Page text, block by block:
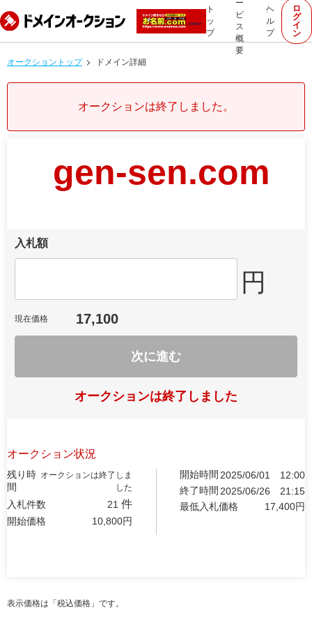
ト
ッ
プ
ー
ビ
ス
概
要
ヘ
ル
プ
ロ
グ
イ
ン
オークショントップ ドメイン詳細
オークションは終了しました。
gen-sen.com
入札額
円
現在価格 17,100
次に進む
オークションは終了しました
オークション状況
残り時
間
オークションは終了しま
した
入札件数 21 件
開始価格 10,800円
開始時間 2025/06/01
12:00
終了時間 2025/06/26
21:15
最低入札価格
17,400円
表示価格は「税込価格」です。